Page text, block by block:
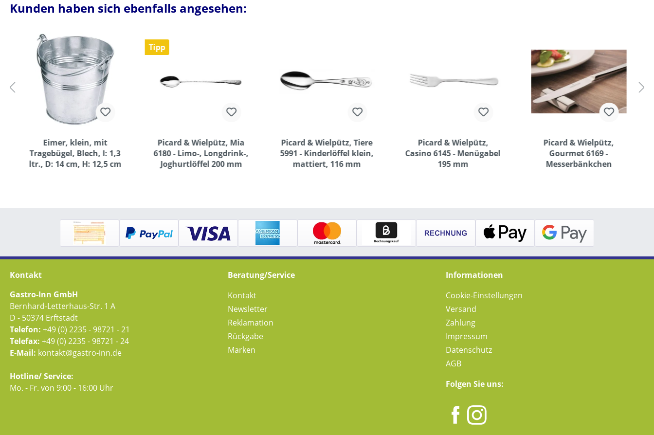
Kunden haben sich ebenfalls angesehen:
Eimer, klein, mit
Tragebügel, Blech, I: 1,3
ltr., D: 14 cm, H: 12,5 cm
Tipp
Picard & Wielpütz, Mia
6180 - Limo-, Longdrink-,
Joghurtlöffel 200 mm
Picard & Wielpütz, Tiere
5991 - Kinderlöffel klein,
mattiert, 116 mm
Picard & Wielpütz,
Casino 6145 - Menügabel
195 mm
Picard & Wielpütz,
Gourmet 6169 -
Messerbänkchen
Kontakt
Gastro-Inn GmbH
Bernhard-Letterhaus-Str. 1 A
D - 50374 Erftstadt
Telefon: +49 (0) 2235 - 98721 - 21
Telefax: +49 (0) 2235 - 98721 - 24
E-Mail: kontakt@gastro-inn.de
Hotline/ Service:
Mo. - Fr. von 9:00 - 16:00 Uhr
Beratung/Service
Kontakt
Newsletter
Reklamation
Rückgabe
Marken
Informationen
Cookie-Einstellungen
Versand
Zahlung
Impressum
Datenschutz
AGB
Folgen Sie uns: